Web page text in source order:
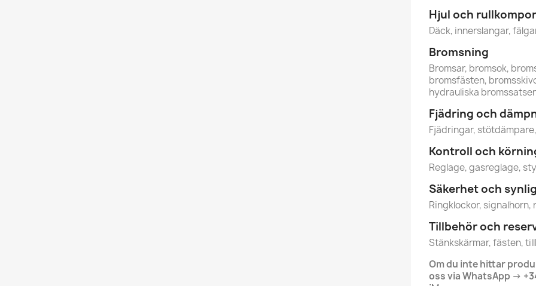
Hjul och
Däck, innerslangar,
Bromsning
Bromsar, bromsok,
bromsfästen,
hydrauliska
Fjädring och
Fjädringar,
Kontroll och
Reglage, gasreglage,
Säkerhet och
Ringklockor,
Tillbehör och
Stänkskärmar, fästen,
Om du inte hittar
oss via WhatsApp ->